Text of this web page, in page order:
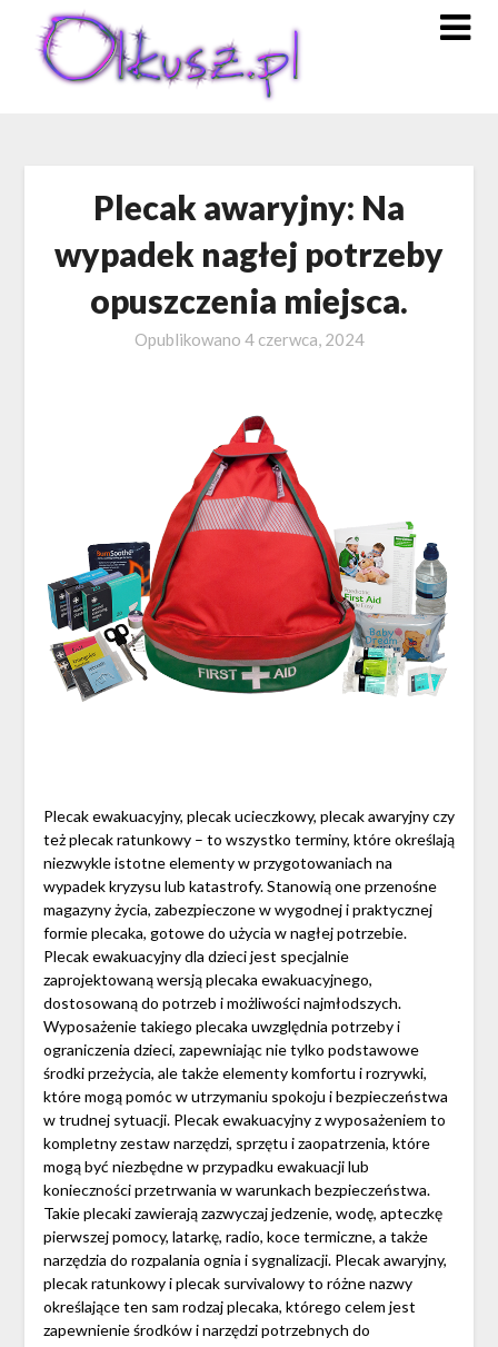
content
Plecak awaryjny: Na
wypadek nagłej potrzeby
opuszczenia miejsca.
Opublikowano 4 czerwca, 2024
Plecak ewakuacyjny, plecak ucieczkowy, plecak awaryjny czy
też plecak ratunkowy – to wszystko terminy, które określają
niezwykle istotne elementy w przygotowaniach na
wypadek kryzysu lub katastrofy. Stanowią one przenośne
magazyny życia, zabezpieczone w wygodnej i praktycznej
formie plecaka, gotowe do użycia w nagłej potrzebie.
Plecak ewakuacyjny dla dzieci jest specjalnie
zaprojektowaną wersją plecaka ewakuacyjnego,
dostosowaną do potrzeb i możliwości najmłodszych.
Wyposażenie takiego plecaka uwzględnia potrzeby i
ograniczenia dzieci, zapewniając nie tylko podstawowe
środki przeżycia, ale także elementy komfortu i rozrywki,
które mogą pomóc w utrzymaniu spokoju i bezpieczeństwa
w trudnej sytuacji. Plecak ewakuacyjny z wyposażeniem to
kompletny zestaw narzędzi, sprzętu i zaopatrzenia, które
mogą być niezbędne w przypadku ewakuacji lub
konieczności przetrwania w warunkach bezpieczeństwa.
Takie plecaki zawierają zazwyczaj jedzenie, wodę, apteczkę
pierwszej pomocy, latarkę, radio, koce termiczne, a także
narzędzia do rozpalania ognia i sygnalizacji. Plecak awaryjny,
plecak ratunkowy i plecak survivalowy to różne nazwy
określające ten sam rodzaj plecaka, którego celem jest
zapewnienie środków i narzędzi potrzebnych do